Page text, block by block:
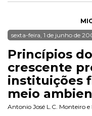
sexta-feira, 1 de junho de
Princípios
crescente
instituições
meio
Antonio José L.C. Monteiro e